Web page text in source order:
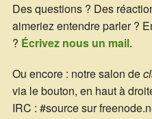
Des questions ? Des
aimeriez entendre parler ?
? Écrivez nous un mail.
Ou encore : notre salon de
via le bouton, en haut à
IRC : #source sur